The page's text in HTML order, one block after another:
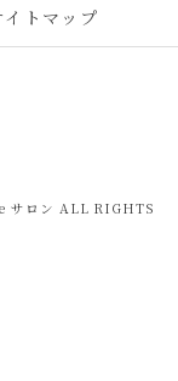
イトマップ
サロン ALL RIGHTS